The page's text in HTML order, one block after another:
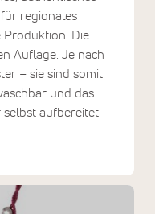
regionales
Produktion. Die
Auflage. Je nach
– sie sind somit
und das
selbst aufbereitet